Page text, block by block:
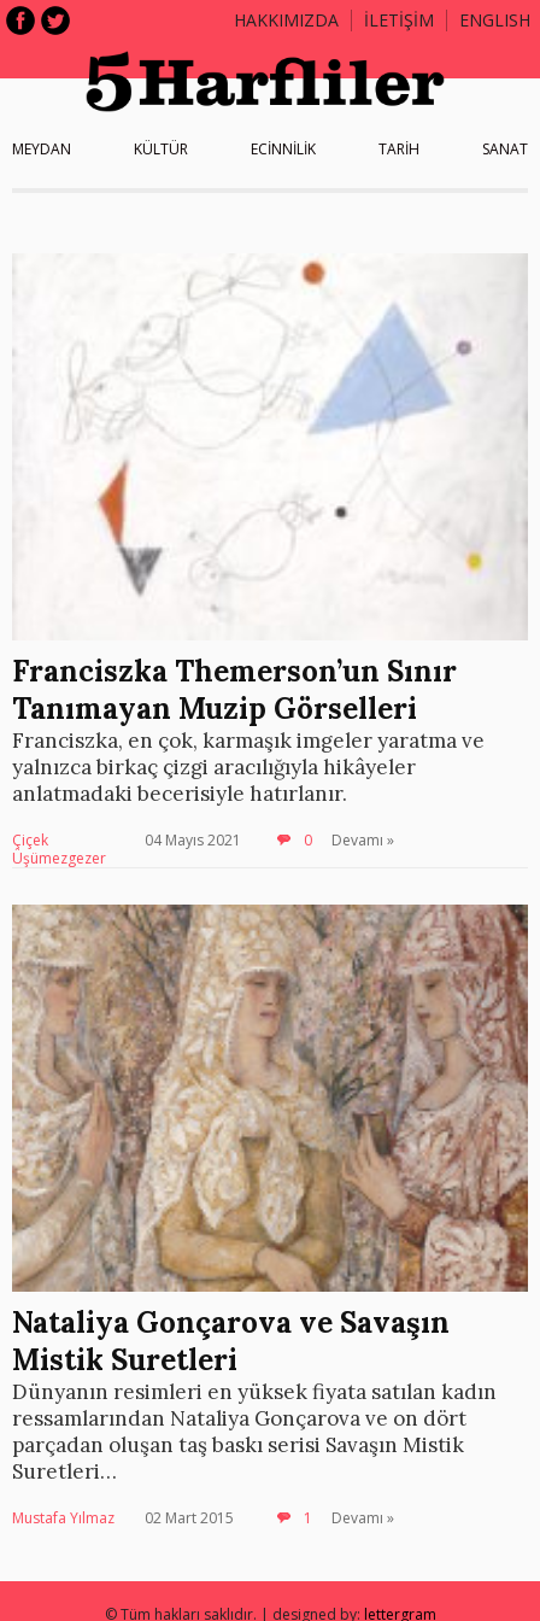
HAKKIMIZDA İLETİŞİM ENGLISH
MEYDAN KÜLTÜR ECİNNİLİK TARİH SANAT
Franciszka Themerson’un Sınır
Tanımayan Muzip Görselleri
Franciszka, en çok, karmaşık imgeler yaratma ve
yalnızca birkaç çizgi aracılığıyla hikâyeler
anlatmadaki becerisiyle hatırlanır.
Çiçek
Üşümezgezer
04 Mayıs 2021 0 Devamı »
Nataliya Gonçarova ve Savaşın
Mistik Suretleri
Dünyanın resimleri en yüksek fiyata satılan kadın
ressamlarından Nataliya Gonçarova ve on dört
parçadan oluşan taş baskı serisi Savaşın Mistik
Suretleri…
Mustafa Yılmaz 02 Mart 2015 1 Devamı »
© Tüm hakları saklıdır. | designed by: lettergram